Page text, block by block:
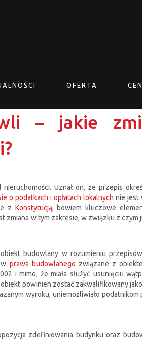
OFERTA
– jakie
Uznał on, że przepis
o podatkach i opłatach lokalnych nie jest
z Konstytucją, bowiem kluczowe
zmiana w tym zakresie, w związku z czym
budowlany w rozumieniu przepisów
prawa budowlanego związane z
i mimo, że miała służyć usunięciu
powinien zostać zakwalifikowany
wyroku, uniemożliwiało
zdefiniowania budynku oraz